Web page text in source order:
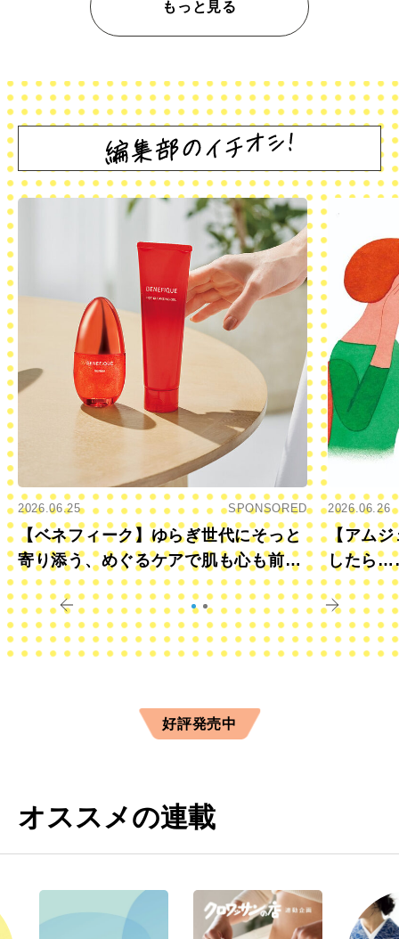
もっと見る
2026.06.25 SPONSORED
【ベネフィーク】ゆらぎ世代にそっと
寄り添う、めぐるケアで肌も心も前向
きに
2026.06.26
【アムジ
したら
すか？
好評発売中
オススメの連載